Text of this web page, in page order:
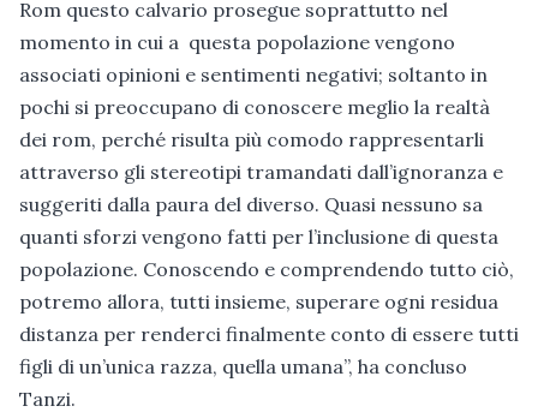
Rom questo calvario prosegue soprattutto nel
momento in cui a questa popolazione vengono
associati opinioni e sentimenti negativi; soltanto in
pochi si preoccupano di conoscere meglio la realtà
dei rom, perché risulta più comodo rappresentarli
attraverso gli stereotipi tramandati dall’ignoranza e
suggeriti dalla paura del diverso. Quasi nessuno sa
quanti sforzi vengono fatti per l’inclusione di questa
popolazione. Conoscendo e comprendendo tutto ciò,
potremo allora, tutti insieme, superare ogni residua
distanza per renderci finalmente conto di essere tutti
figli di un’unica razza, quella umana”, ha concluso
Tanzi.